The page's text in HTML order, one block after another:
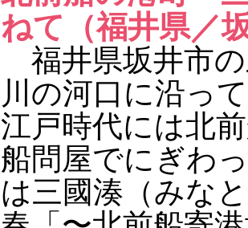
ねて（福井県／
福井県坂井市
川の河口に沿っ
江戸時代には北
船問屋でにぎわ
は三國湊（みな